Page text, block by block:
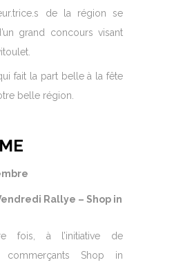
de la région se
grand concours visant
fait la part belle à la fête
belle région.
Rallye – Shop in
fois, à l’initiative de
commerçants Shop in